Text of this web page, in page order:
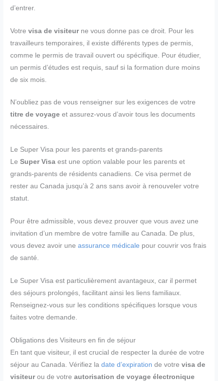
d’entrer.
Votrevisa de visiteurne vous donne pas ce droit. Pour les
travailleurs temporaires, il existe différents types de permis,
comme le permis de travail ouvert ou spécifique. Pour étudier,
un permis d’études est requis, sauf si la formation dure moins
de six mois.
N’oubliez pas de vous renseigner sur les exigences de votre
titre de voyage et assurez-vous d’avoir tous les documents
nécessaires.
Le Super Visa pour les parents et grands-parents
LeSuper Visa est une option valable pour les parents et
grands-parents de résidents canadiens. Ce visa permet de
rester au Canada jusqu’à 2 ans sans avoir à renouveler votre
statut.
Pour être admissible, vous devez prouver que vous avez une
invitation d’un membre de votre famille au Canada. De plus,
vous devez avoir uneassurance médicale pour couvrir vos frais
de santé.
Le Super Visa est particulièrement avantageux, car il permet
des séjours prolongés, facilitant ainsi les liens familiaux.
Renseignez-vous sur les conditions spécifiques lorsque vous
faites votre demande.
Obligations des Visiteurs en fin de séjour
En tant que visiteur, il est crucial de respecter la durée de votre
séjour au Canada. Vérifiez ladate d’expiration de votrevisa de
visiteurou de votreautorisation de voyage électronique